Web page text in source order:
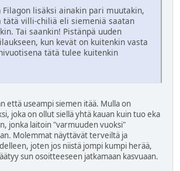
Filagon lisäksi ainakin pari muutakin,
tätä villi-chiliä eli siemeniä saatan
Tai saankin! Pistänpä uuden
kun kevät on kuitenkin vasta
tätä tulee kuitenkin
että useampi siemen itää. Mulla on
joka on ollut siellä yhtä kauan kuin tuo eka
jonka laitoin "varmuuden vuoksi"
Molemmat näyttävät terveiltä ja
joten jos niistä jompi kumpi herää,
sun osoitteeseen jatkamaan kasvuaan.